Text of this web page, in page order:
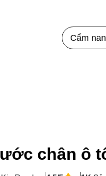
Cẩm
chân ô